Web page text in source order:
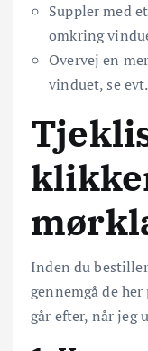
Suppler med
omkring
Overvej en
vinduet, se evt.
Inden du
gennemgå de
går efter, når jeg